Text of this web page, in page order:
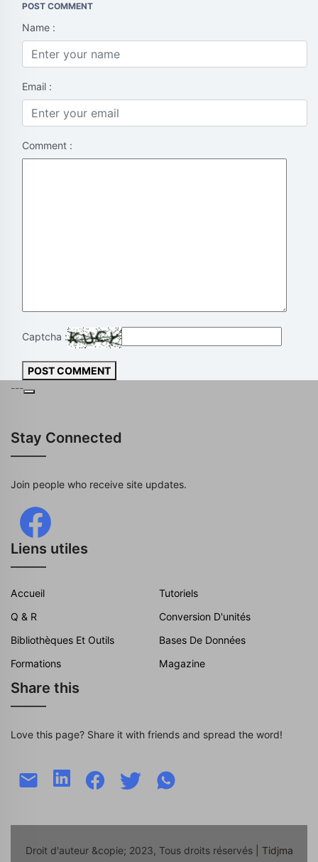
POST COMMENT
Name :
Email :
Comment :
Captcha :
POST COMMENT
---
Stay Connected
Join people who receive site updates.
Liens utiles
Accueil
Tutoriels
Q & R
Conversion D'unités
Bibliothèques Et Outils
Bases De Données
Formations
Magazine
Share this
Love this page? Share it with friends and spread the word!
Droit d'auteur &copie; 2023, Tous droits réservés | Tidjma